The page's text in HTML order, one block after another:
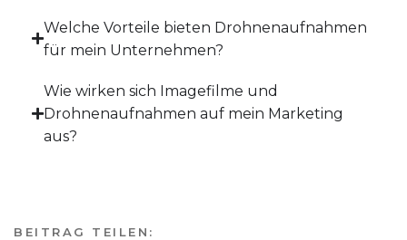
Welche Vorteile bieten Drohnenaufnahmen
für mein Unternehmen?
Wie wirken sich Imagefilme und
Drohnenaufnahmen auf mein Marketing
aus?
BEITRAG TEILEN: